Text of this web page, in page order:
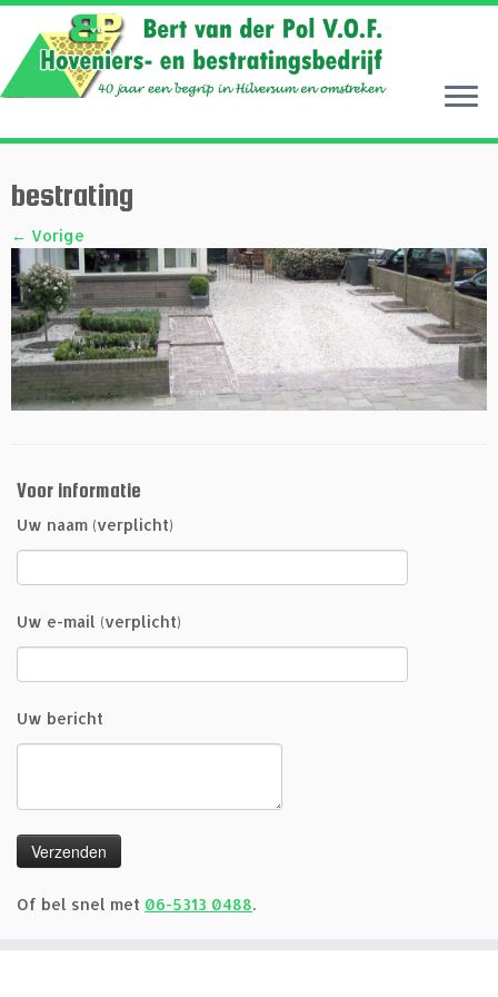
Ga
inhoud
bestrating
← Vorige
Voor informatie
Uw naam (verplicht)
Uw e-mail (verplicht)
Uw bericht
Of bel snel met 06-5313 0488.